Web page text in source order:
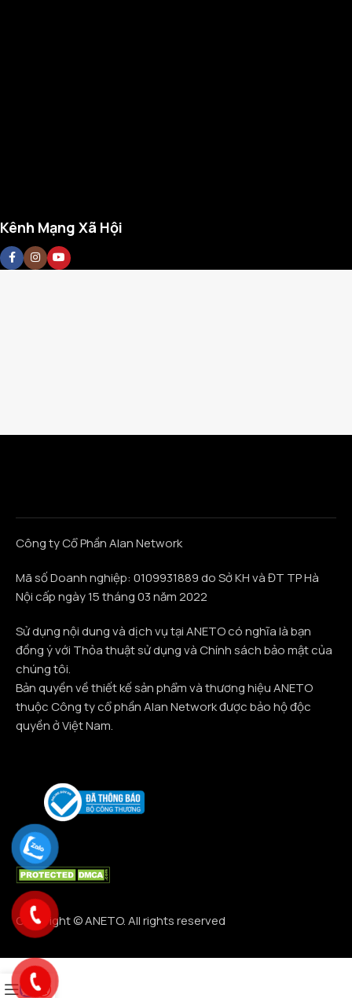
Kênh Mạng Xã Hội
Công ty Cổ Phần Alan Network
Mã số Doanh nghiệp: 0109931889 do Sở KH và ĐT TP Hà
Nội cấp ngày 15 tháng 03 năm 2022
Sử dụng nội dung và dịch vụ tại ANETO có nghĩa là bạn
đồng ý với Thỏa thuật sử dụng và Chính sách bảo mật của
chúng tôi.
Bản quyền về thiết kế sản phẩm và thương hiệu ANETO
thuộc Công ty cổ phần Alan Network được bảo hộ độc
quyền ở Việt Nam.
Copyright © ANETO. All rights reserved